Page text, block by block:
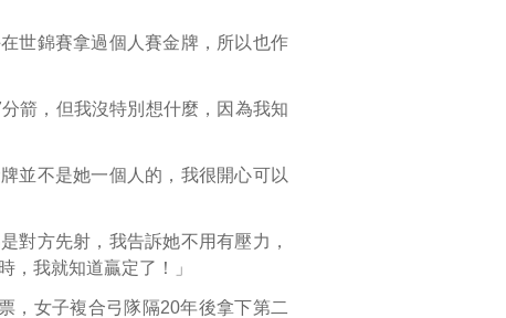
世錦賽拿過個人賽金牌，所以也作
箭，但我沒特別想什麼，因為我知
並不是她一個人的，我很開心可以
對方先射，我告訴她不用有壓力，
，我就知道贏定了！」
，女子複合弓隊隔20年後拿下第二